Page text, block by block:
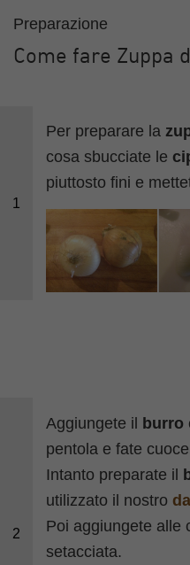
Preparazione
Come fare Zuppa
1
Per preparare la
cosa sbucciate le
piuttosto fini e
2
Aggiungete il burro
pentola e fate
Intanto preparate il
utilizzato il nostro
Poi aggiungete alle
setacciata.